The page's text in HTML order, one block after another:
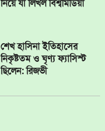
নিয়ে যা লিখল বিশ্বমিডিয়া
শেখ হাসিনা ইতিহাসের
নিকৃষ্টতম ও ঘৃণ্য ফ্যাসিস্ট
ছিলেন: রিজভী